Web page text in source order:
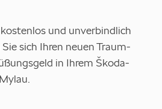
und unverbindlich
sich Ihren neuen Traum-
in Ihrem Škoda-